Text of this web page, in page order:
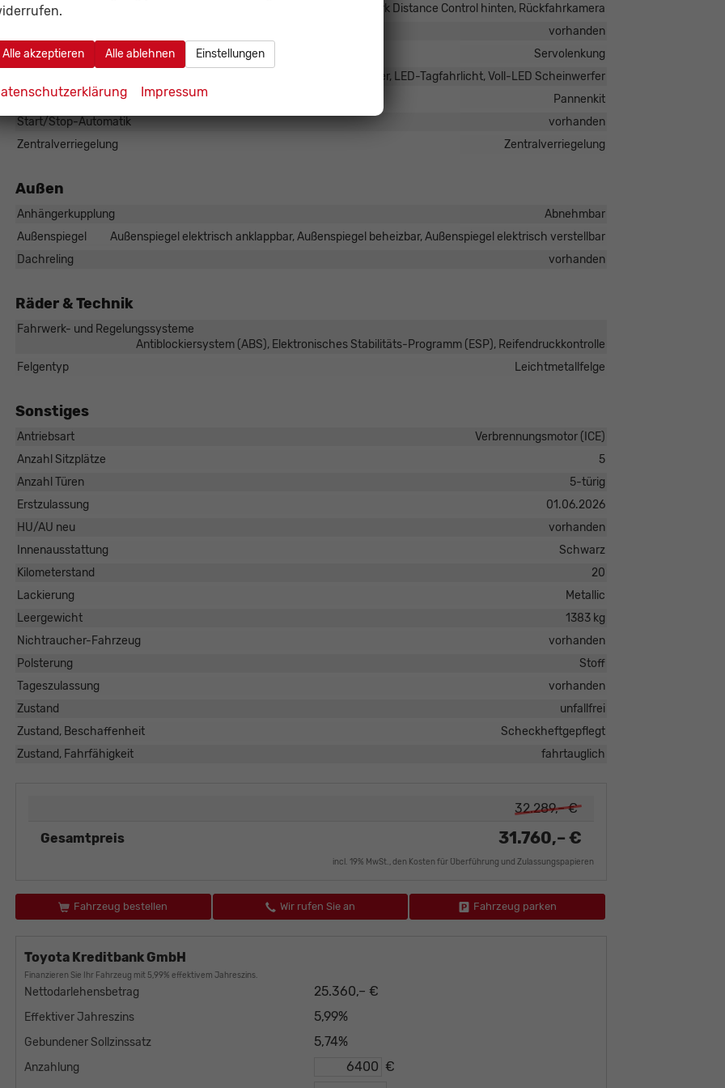
Einparkhilfe
Selbstlenkendes System, Park Distance Control vorne, Park Distance Control hinten, Rückfahrkamera
vorhanden
Lenkung
Servolenkung
Lichtsensor, LED-Scheinwerfer, LED-Tagfahrlicht, Voll-LED Scheinwerfer
Pannenhilfe
Pannenkit
Start/Stop-Automatik
vorhanden
Zentralverriegelung
Zentralverriegelung
Außen
Anhängerkupplung
Abnehmbar
Außenspiegel
Außenspiegel elektrisch anklappbar, Außenspiegel beheizbar, Außenspiegel elektrisch verstellbar
Dachreling
vorhanden
Räder & Technik
Fahrwerk- und Regelungssysteme
Antiblockiersystem (ABS), Elektronisches Stabilitäts-Programm (ESP), Reifendruckkontrolle
Felgentyp
Leichtmetallfelge
Sonstiges
Antriebsart
Verbrennungsmotor (ICE)
Anzahl Sitzplätze
5
Anzahl Türen
5-türig
Erstzulassung
01.06.2026
HU/AU neu
vorhanden
Innenausstattung
Schwarz
Kilometerstand
20
Lackierung
Metallic
Leergewicht
1383 kg
Nichtraucher-Fahrzeug
vorhanden
Polsterung
Stoff
Tageszulassung
vorhanden
Zustand
unfallfrei
Zustand, Beschaffenheit
Scheckheftgepflegt
Zustand, Fahrfähigkeit
fahrtauglich
32.289,– €
Gesamtpreis
31.760,– €
incl. 19% MwSt., den Kosten für Überführung und Zulassungspapieren
Fahrzeug bestellen Wir rufen Sie an Fahrzeug parken
Toyota Kreditbank GmbH
Finanzieren Sie Ihr Fahrzeug mit 5,99% effektivem Jahreszins.
Nettodarlehensbetrag 25.360,– €
Effektiver Jahreszins 5,99%
Gebundener Sollzinssatz 5,74%
Anzahlung
€
Alle akzeptieren Alle ablehnen Einstellungen
Impressum